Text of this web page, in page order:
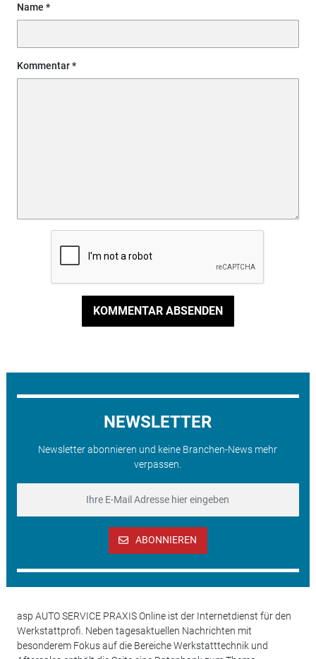
Name
Kommentar
KOMMENTAR ABSENDEN
NEWSLETTER
Newsletter abonnieren und keine Branchen-News mehr
verpassen.
ABONNIEREN
asp AUTO SERVICE PRAXIS Online ist der Internetdienst für den
Werkstattprofi. Neben tagesaktuellen Nachrichten mit
besonderem Fokus auf die Bereiche Werkstatttechnik und